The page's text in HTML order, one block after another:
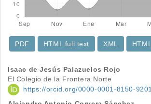
PDF
HTML full text
XML
HTML
Contenido
principal
Isaac de Jesús Palazuelos Rojo
El Colegio de la Frontera Norte
https://orcid.org/0000-0001-8150-9201